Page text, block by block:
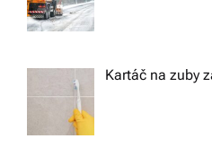
Kartáč na zuby